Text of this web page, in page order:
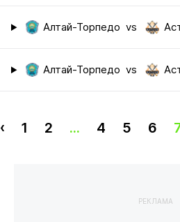
Алтай-Торпедо vs
Алтай-Торпедо vs
‹ 1 2 ... 4 5 6
РЕКЛАМА